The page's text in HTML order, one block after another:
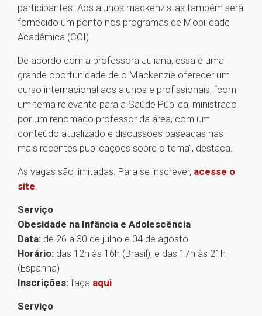
participantes. Aos alunos mackenzistas também será
fornecido um ponto nos programas de Mobilidade
Acadêmica (COI).
De acordo com a professora Juliana, essa é uma
grande oportunidade de o Mackenzie oferecer um
curso internacional aos alunos e profissionais, “com
um tema relevante para a Saúde Pública, ministrado
por um renomado professor da área, com um
conteúdo atualizado e discussões baseadas nas
mais recentes publicações sobre o tema”, destaca.
As vagas são limitadas. Para se inscrever, acesse o
site.
Serviço
Obesidade na Infância e Adolescência
Data: de 26 a 30 de julho e 04 de agosto
Horário: das 12h às 16h (Brasil); e das 17h às 21h
(Espanha)
Inscrições: faça aqui
Serviço